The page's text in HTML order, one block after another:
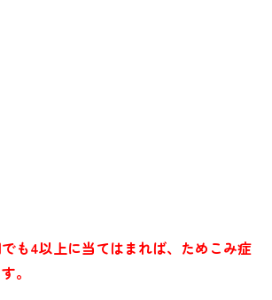
も4以上に当てはまれば、ためこみ症
。